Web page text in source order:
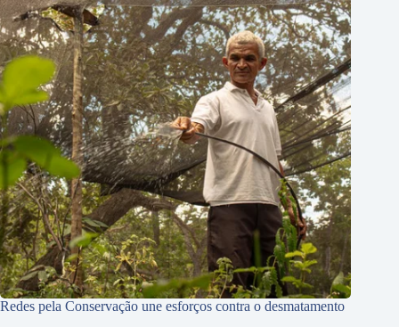
Redes pela Conservação une esforços contra o desmatamento